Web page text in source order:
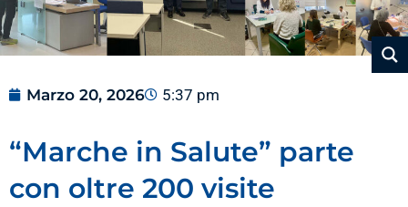
Marzo 20, 2026 5:37 pm
“Marche in Salute” parte
con oltre 200 visite